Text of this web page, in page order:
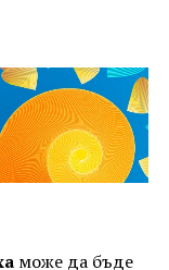
може да бъде